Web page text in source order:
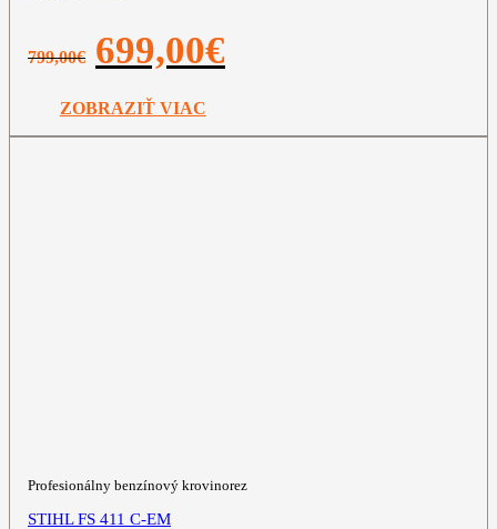
799,00€
Pôvodná
cena
799,00€.
699,00€
ZOBRAZIŤ VIAC
Profesionálny benzínový krovinorez
STIHL FS 411 C-EM